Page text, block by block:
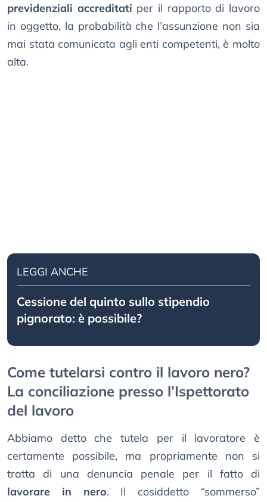
previdenziali accreditati per il rapporto di lavoro
in oggetto, la probabilità che l’assunzione non sia
mai stata comunicata agli enti competenti, è molto
alta.
LEGGI ANCHE
Cessione del quinto sullo stipendio
pignorato: è possibile?
Come tutelarsi contro il lavoro nero?
La conciliazione presso l’Ispettorato
del lavoro
Abbiamo detto che tutela per il lavoratore è
certamente possibile, ma propriamente non si
tratta di una denuncia penale per il fatto di
lavorare in nero. Il cosiddetto “sommerso”